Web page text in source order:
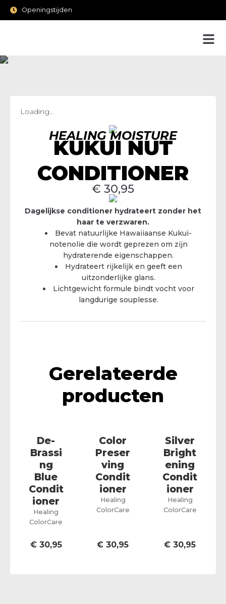
Openingstijden
Loading...
HEALING MOISTURE
KUKUI NUT
CONDITIONER
€ 30,95
Dagelijkse conditioner hydrateert zonder het
haar te verzwaren.
Bevat natuurlijke Hawaiiaanse Kukui-
notenolie die wordt geprezen om zijn
hydraterende eigenschappen.
Hydrateert rijkelijk en geeft een
uitzonderlijke glans.
Lichtgewicht formule bindt vocht voor
langdurige souplesse.
Gerelateerde
producten
De-
Brassi
ng
Blue
Condit
ioner
Healing
ColorCare
€30,95
Color
Preser
ving
Condit
ioner
Healing
ColorCare
€ 30,95
Silver
Bright
ening
Condit
ioner
Healing
ColorCare
€ 30,95